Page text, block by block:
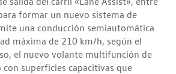
formar un nuevo sistema de
una conducción semiautomática
máxima de 210 km/h, según el
el nuevo volante multifunción de
con superficies capacitivas que